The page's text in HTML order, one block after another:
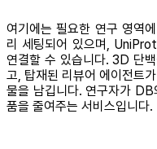
여기에는 필요한 연구 영역
리 세팅되어 있으며,
연결할 수 있습니다. 3D 단
고, 탑재된 리뷰어 에이전트
물을 남깁니다. 연구자가
품을 줄여주는 서비스입니다.